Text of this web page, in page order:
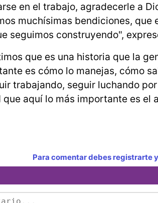
en el trabajo, agradecerle a
muchísimas bendiciones,
seguimos construyendo",
que es una historia que la
es cómo lo manejas, cómo
trabajando, seguir luchando
aquí lo más importante es
Para comentar debes registrarte